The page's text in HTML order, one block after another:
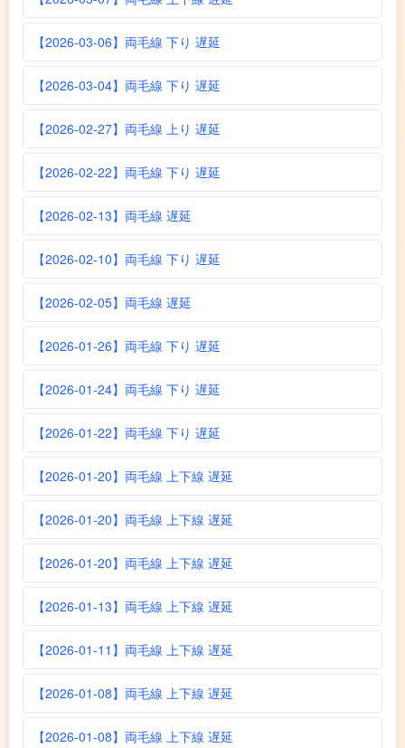
【2026-03-06】両毛線 下り 遅延
【2026-03-04】両毛線 下り 遅延
【2026-02-27】両毛線 上り 遅延
【2026-02-22】両毛線 下り 遅延
【2026-02-13】両毛線 遅延
【2026-02-10】両毛線 下り 遅延
【2026-02-05】両毛線 遅延
【2026-01-26】両毛線 下り 遅延
【2026-01-24】両毛線 下り 遅延
【2026-01-22】両毛線 下り 遅延
【2026-01-20】両毛線 上下線 遅延
【2026-01-20】両毛線 上下線 遅延
【2026-01-20】両毛線 上下線 遅延
【2026-01-13】両毛線 上下線 遅延
【2026-01-11】両毛線 上下線 遅延
【2026-01-08】両毛線 上下線 遅延
【2026-01-08】両毛線 上下線 遅延